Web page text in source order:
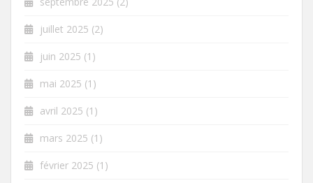
juillet 2025 (2)
juin 2025 (1)
mai 2025 (1)
avril 2025 (1)
mars 2025 (1)
février 2025 (1)